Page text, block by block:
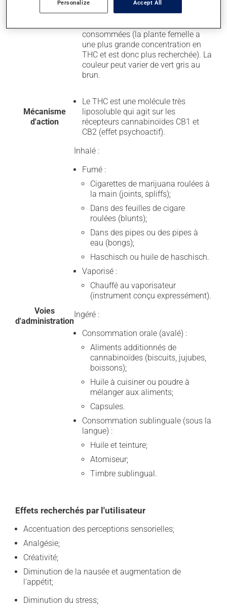
feuilles séchées de la plante
Cannabis sativa, mais la tige et les
consommées (la plante femelle a
une plus grande concentration en
THC et est donc plus recherchée). La
couleur peut varier de vert gris au
brun.
Mécanisme
d'action
Le THC est une molécule très
liposoluble qui agit sur les
récepteurs cannabinoïdes CB1 et
CB2 (effet psychoactif).
Voies
d'administration
Inhalé :
Fumé :
Cigarettes de marijuana roulées à
la main (joints, spliffs);
Dans des feuilles de cigare
roulées (blunts);
Dans des pipes ou des pipes à
eau (bongs);
Haschisch ou huile de haschisch.
Vaporisé :
Chauffé au vaporisateur
(instrument conçu expressément).
Ingéré :
Consommation orale (avalé) :
Aliments additionnés de
cannabinoïdes (biscuits, jujubes,
boissons);
Huile à cuisiner ou poudre à
mélanger aux aliments;
Capsules.
Consommation sublinguale (sous la
langue) :
Huile et teinture;
Atomiseur;
Timbre sublingual.
Effets recherchés par l'utilisateur
Accentuation des perceptions sensorielles;
Analgésie;
Créativité;
Diminution de la nausée et augmentation de
l'appétit;
Diminution du stress;
Personalize Accept All